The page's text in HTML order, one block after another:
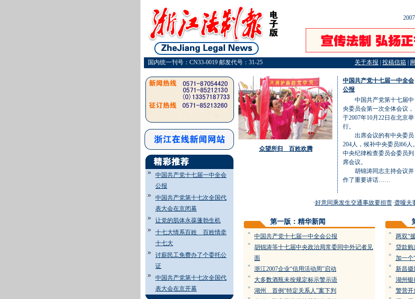
国内统一刊号：CN33-0019 邮发代号：31-25 关于本报 投稿信箱
中国共产党十七届一中全会
公报
中国共产党第十七次全国代
表大会在京闭幕
让党的肌体永葆蓬勃生机
十七大情系百姓 百姓情牵
十七大
讨薪民工免费办了个委托公
证
中国共产党第十七次全国代
表大会在京开幕
众望所归 百姓欢腾
中国共产党十七届一中全会
公报
中国共产党第十七届中
央委员会第一次全体会议，
于2007年10月22日在北京举
行。
出席会议的有中央委员
204人，候补中央委员l66人。
中央纪律检查委员会委员列
席会议。
胡锦涛同志主持会议并
作了重要讲话……
好意同乘发生交通事故要担责·聋哑夫妻
第一版：精华新闻
= 中国共产党十七届一中全会公报
=
胡锦涛等十七届中央政治局常委同中外记者见
面
= 浙江2007企业“信用活动周”启动
= 大多数酒瓶未按规定标示警示语
= 湖州 首例“特定关系人”案下判
= 两双“
= 贷款购
= 加一个
= 新昌摄
= 湖州银
= 警营